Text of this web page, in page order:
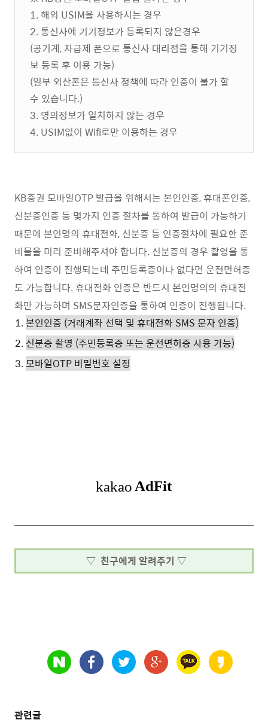
1. 해외 USIM을 사용하시는 경우
2. 통신사에 기기정보가 등록되지 않은경우
(공기계, 자급제 폰으로 통신사 대리점을 통해 기기정
보 등록 후 이용 가능)
(일부 외산폰은 통신사 정책에 따라 인증이 불가 할
수 있습니다.)
3. 명의정보가 일치하지 않는 경우
4. USIM없이 Wifi로만 이용하는 경우
KB증권 모바일OTP 발급을 위해서는 본인인증, 휴대폰인증,
신분증인증 등 몇가지 인증 절차를 통하여 발급이 가능하기
때문에 본인명의 휴대전화, 신분증 등 인증절차에 필요한 준
비물을 미리 준비해주셔야 합니다. 신분증의 경우 촬영을 통
하여 인증이 진행되는데 주민등록증이나 없다면 운전면허증
도 가능합니다. 휴대전화 인증은 반드시 본인명의의 휴대전
화만 가능하며 SMS문자인증을 통하여 인증이 진행됩니다.
본인인증 (거래계좌 선택 및 휴대전화 SMS 문자 인증)
신분증 촬영 (주민등록증 또는 운전면허증 사용 가능)
모바일OTP 비밀번호 설정
▽ 친구에게 알려주기 ▽
관련글